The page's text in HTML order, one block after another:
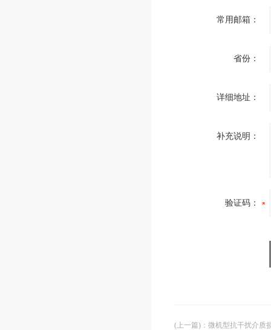
常用邮箱：
省份：
详细地址：
补充说明：
验证码：
(上一篇) ： 微机型抗干扰介质